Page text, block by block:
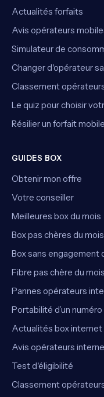
Actualités forfaits
Avis opérateurs
Simulateur de
Changer d'opérateur
Classement
Le quiz pour choisir
Résilier un forfait mobile
GUIDES BOX
Obtenir mon offre
Votre conseiller
Meilleures box du mois
Box pas chères du mois
Box sans engagement
Fibre pas chère du mois
Pannes opérateurs
Portabilité d’un
Actualités box internet
Avis opérateurs
Test d'éligibilité
Classement